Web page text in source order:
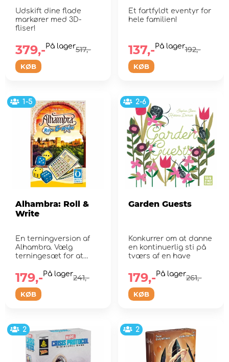
Udskift dine flade
markører med 3D-
fliser!
KØB
517,-
379,- På lager
Et fartfyldt eventyr for
hele familien!
KØB
192,-
137,- På lager
1-5
Alhambra: Roll &
Write
En terningversion af
Alhambra. Vælg
terningesæt for at
af...
KØB
241,-
179,- På lager
2-6
Garden Guests
Konkurrer om at danne
en kontinuerlig sti på
tværs af en have
KØB
261,-
179,- På lager
2 2